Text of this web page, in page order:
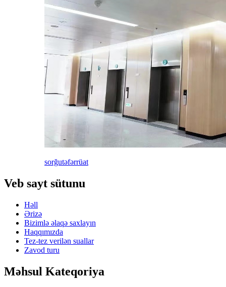
sorğutəfərrüat
Veb sayt sütunu
Həll
Ərizə
Bizimlə əlaqə saxlayın
Haqqımızda
Tez-tez verilən suallar
Zavod turu
Məhsul Kateqoriya